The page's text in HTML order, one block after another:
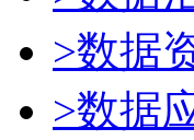
>数据
>数据